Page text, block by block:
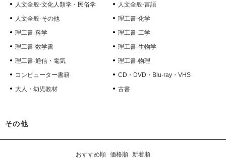
人文全般-文化人類学・民俗学
人文全般-言語
人文全般-その他
理工書-化学
理工書-科学
理工書-工学
理工書-数学書
理工書-生物学
理工書-通信・電気
理工書-物理
コンピューター書籍
CD・DVD・Blu-ray・VHS
大人・幼児教材
古書
その他
おすすめ順 価格順 新着順